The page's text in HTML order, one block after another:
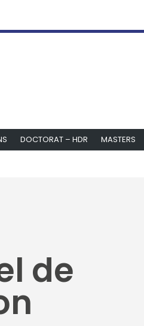
DOCTORAT – HDR MASTERS
de